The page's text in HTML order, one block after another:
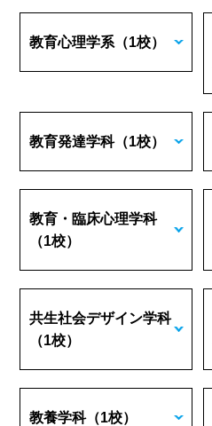
教育心理学系 （1校）
教育発達学科（1校）
教育・臨床心理学科
（1校）
共生社会デザイン学科
（1校）
教養学科（1校）